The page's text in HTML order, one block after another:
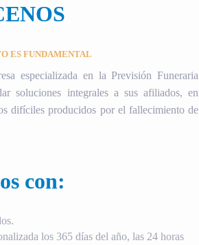
ES FUNDAMENTAL
especializada en la Previsión Funeraria
soluciones integrales a sus afiliados, en
difíciles producidos por el fallecimiento de
con:
los 365 días del año, las 24 horas